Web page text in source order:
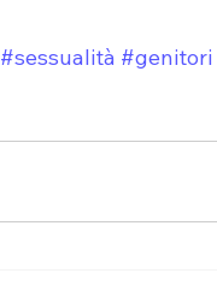
#sessualità #genitori